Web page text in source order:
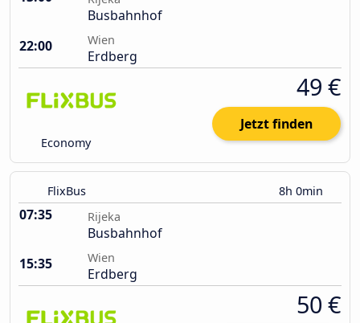
Busbahnhof
22:00
Wien
Erdberg
Economy
49 €
Jetzt finden
FlixBus 8h 0min
07:35 Rijeka
Busbahnhof
15:35
Wien
Erdberg
50 €